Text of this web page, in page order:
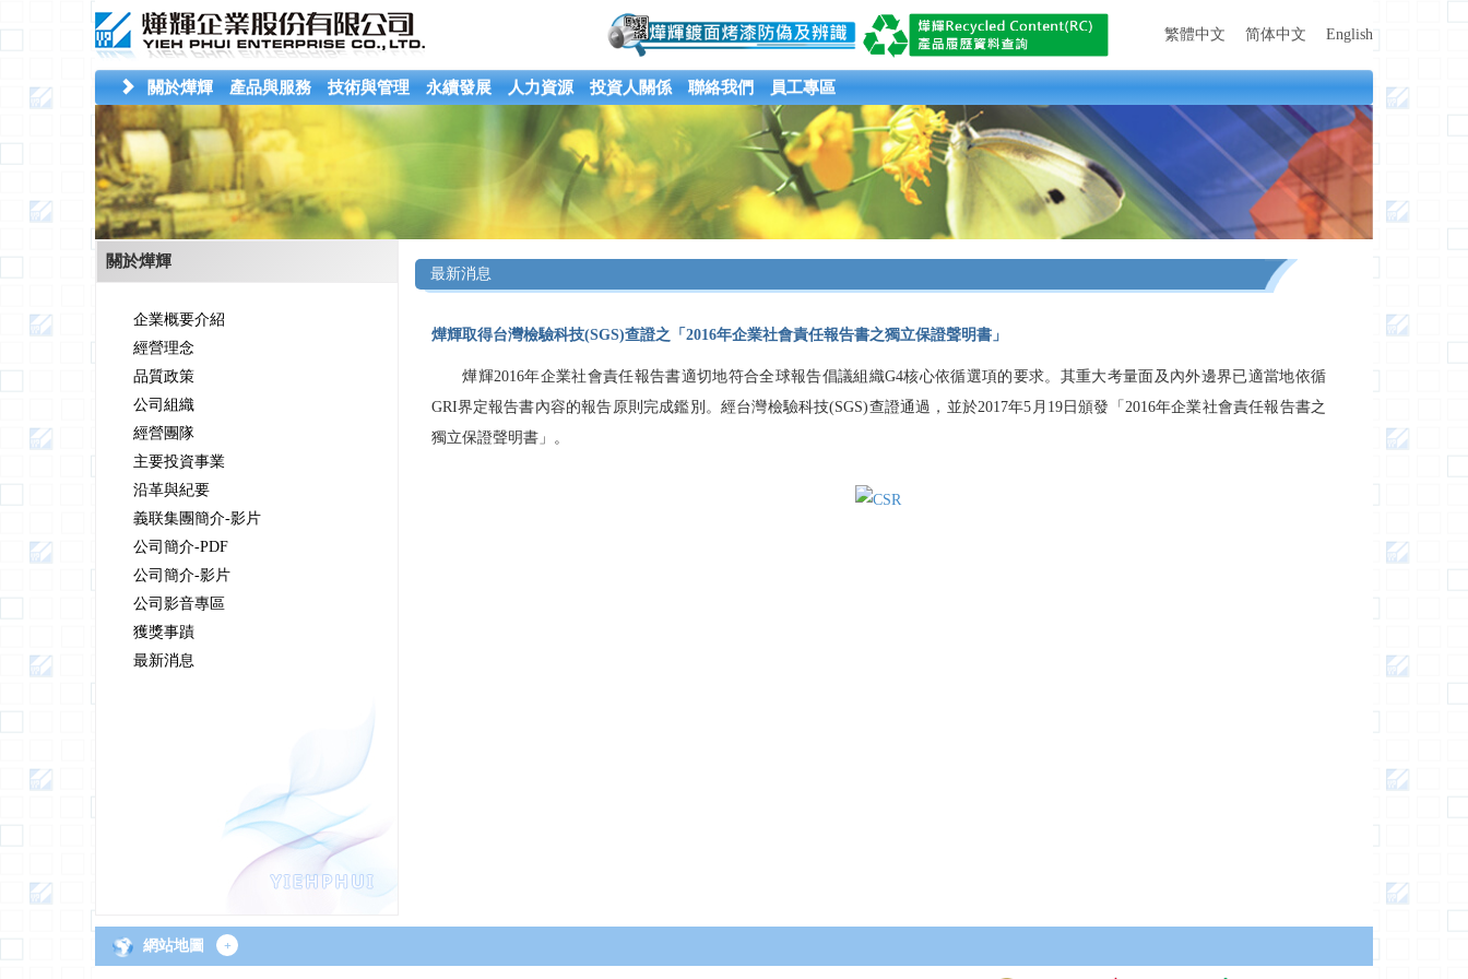
繁體中文 简体中文 English
關於燁輝 產品與服務 技術與管理 永續發展 人力資源 投資人關係 聯絡我們 員工專區
關於燁輝
企業概要介紹
經營理念
品質政策
公司組織
經營團隊
主要投資事業
沿革與紀要
義联集團簡介-影片
公司簡介-PDF
公司簡介-影片
公司影音專區
獲獎事蹟
最新消息
最新消息
燁輝取得台灣檢驗科技(SGS)查證之「2016年企業社會責任報告書之獨立保證聲明書」
燁輝2016年企業社會責任報告書適切地符合全球報告倡議組織G4核心依循選項的要求。其重大考量面及內外邊界已適當地依循
GRI界定報告書內容的報告原則完成鑑別。經台灣檢驗科技(SGS)查證通過，並於2017年5月19日頒發「2016年企業社會責任報告書之
獨立保證聲明書」。
網站地圖 +